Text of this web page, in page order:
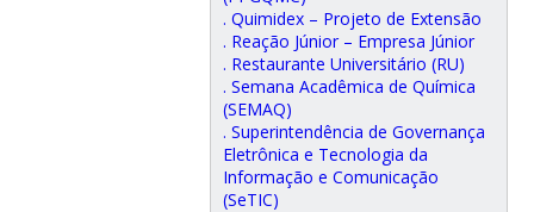
. Quimidex – Projeto de Extensão
. Reação Júnior – Empresa Júnior
. Restaurante Universitário (RU)
. Semana Acadêmica de Química
(SEMAQ)
. Superintendência de Governança
Eletrônica e Tecnologia da
Informação e Comunicação
(SeTIC)